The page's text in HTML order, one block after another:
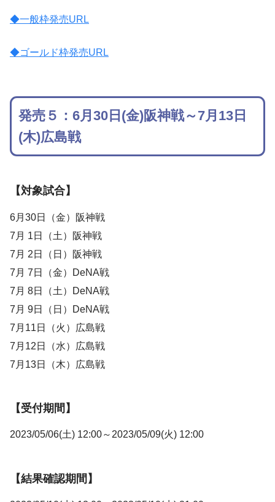
◆一般枠発売URL
◆ゴールド枠発売URL
発売５：6月30日(金)阪神戦～7月13日
(木)広島戦
【対象試合】
6月30日（金）阪神戦
7月 1日（土）阪神戦
7月 2日（日）阪神戦
7月 7日（金）DeNA戦
7月 8日（土）DeNA戦
7月 9日（日）DeNA戦
7月11日（火）広島戦
7月12日（水）広島戦
7月13日（木）広島戦
【受付期間】
2023/05/06(土) 12:00～2023/05/09(火) 12:00
【結果確認期間】